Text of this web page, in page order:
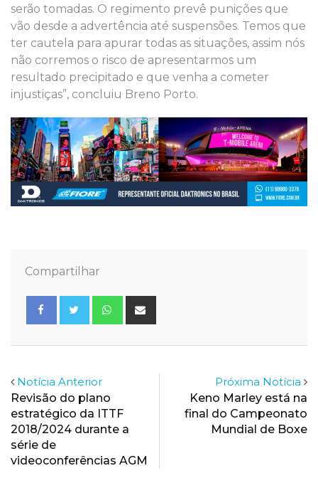
serão tomadas. O regimento prevê punições que
vão desde a advertência até suspensões. Temos que
ter cautela para apurar todas as situações, assim nós
não corremos o risco de apresentarmos um
resultado precipitado e que venha a cometer
injustiças”, concluiu Breno Porto.
Compartilhar
Whatsapp
Notícia Anterior
Revisão do plano
estratégico da ITTF
2018/2024 durante a
série de
videoconferências AGM
Próxima Notícia
Keno Marley está na
final do Campeonato
Mundial de Boxe